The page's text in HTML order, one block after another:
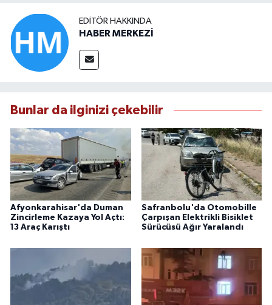
EDITÖR HAKKINDA
HABER MERKEZİ
Bunlar da ilginizi çekebilir
Afyonkarahisar'da Duman
Zincirleme Kazaya Yol Açtı:
13 Araç Karıştı
Safranbolu'da Otomobille
Çarpışan Elektrikli Bisiklet
Sürücüsü Ağır Yaralandı